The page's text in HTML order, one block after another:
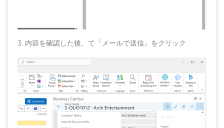
3. 内容を確認した後、て「メールで送信」をクリック